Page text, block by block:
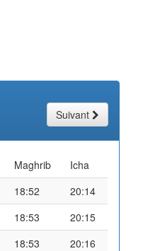
Suivant
Maghrib
Icha
18:52
20:14
18:53
20:15
18:53
20:16